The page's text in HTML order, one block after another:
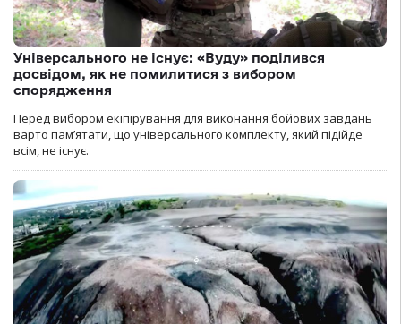
Універсального не існує: «Вуду» поділився
досвідом, як не помилитися з вибором
спорядження
Перед вибором екіпірування для виконання бойових завдань
варто пам’ятати, що універсального комплекту, який підійде
всім, не існує.